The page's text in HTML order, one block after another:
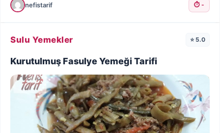
nefistarif ⏱️ -
Sulu Yemekler ⭐ 5.0
Kurutulmuş Fasulye Yemeği Tarifi